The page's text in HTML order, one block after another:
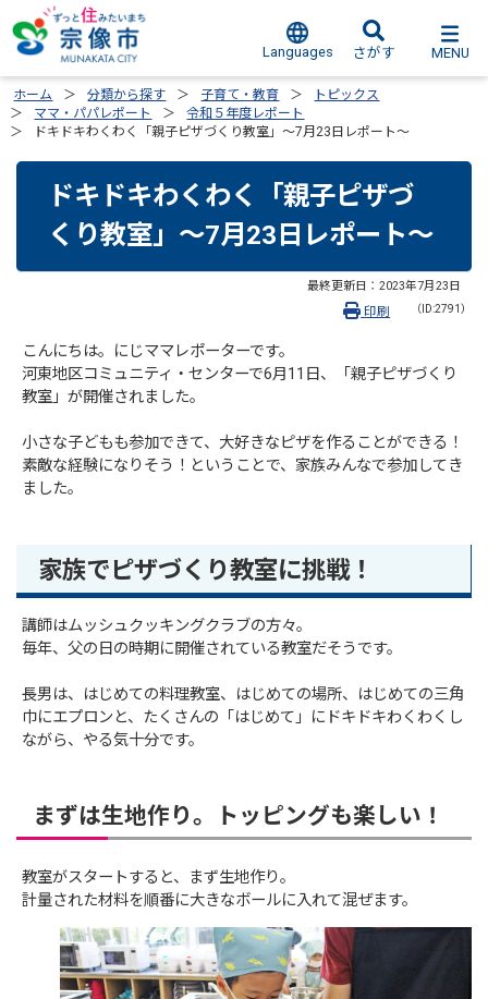
Languages さがす MENU
ホーム 分類から探す 子育て・教育
トピックス
ママ・パパレポート
令和５年度レポート
ドキドキわくわく「親子ピザづくり教室」～7月23日レポート～
ドキドキわくわく「親子ピザづ
くり教室」～7月23日レポート～
最終更新日： 2023年7月23日
（ID:2791）
印刷
こんにちは。にじママレポーターです。
河東地区コミュニティ・センターで6月11日、「親子ピザづくり
教室」が開催されました。
小さな子どもも参加できて、大好きなピザを作ることができる！
素敵な経験になりそう！ということで、家族みんなで参加してき
ました。
家族でピザづくり教室に挑戦！
講師はムッシュクッキングクラブの方々。
毎年、父の日の時期に開催されている教室だそうです。
長男は、はじめての料理教室、はじめての場所、はじめての三角
巾にエプロンと、たくさんの「はじめて」にドキドキわくわくし
ながら、やる気十分です。
まずは生地作り。トッピングも楽しい！
教室がスタートすると、まず生地作り。
計量された材料を順番に大きなボールに入れて混ぜます。